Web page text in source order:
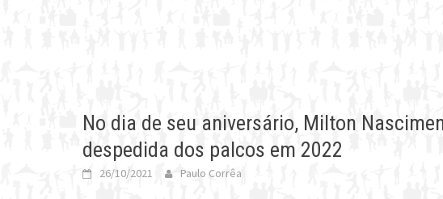
No dia de seu aniversário, Milton
despedida dos palcos em 2022
26/10/2021 Paulo Corrêa